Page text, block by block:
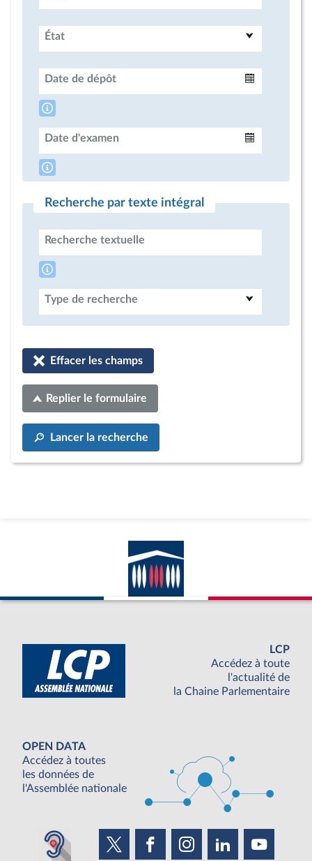
État
Date de dépôt
Date d'examen
Recherche par texte intégral
Recherche textuelle
Type de recherche
Effacer les champs
Replier le formulaire
Lancer la recherche
LCP
Accédez à toute
l'actualité de
la Chaine Parlementaire
OPEN DATA
Accédez à toutes
les données de
l'Assemblée nationale